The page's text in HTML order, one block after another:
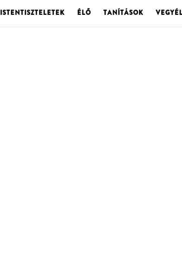
ISTENTISZTELETEK ÉLŐ TANÍTÁSOK